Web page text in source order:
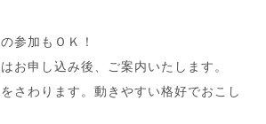
参加もＯＫ！
お申し込み後、ご案内いたします。
さわります。動きやすい格好でおこし